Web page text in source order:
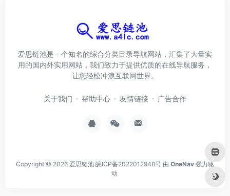
爱思链池是一个知名的综合分类目录导航网站，汇集了大量实
用的国内外实用网站，我们致力于提供优质的在线导航服务，
让您轻松冲浪互联网世界。
关于我们 帮助中心 友情链接 广告合作
Copyright © 2026 爱思链池 皖ICP备2022012948号 由 OneNav 强力驱
动